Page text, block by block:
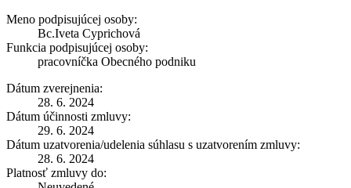
Meno podpisujúcej osoby:
Bc.Iveta Cyprichová
Funkcia podpisujúcej osoby:
pracovníčka Obecného podniku
Dátum zverejnenia:
28. 6. 2024
Dátum účinnosti zmluvy:
29. 6. 2024
Dátum uzatvorenia/udelenia súhlasu s uzatvorením zmluvy:
28. 6. 2024
Platnosť zmluvy do: